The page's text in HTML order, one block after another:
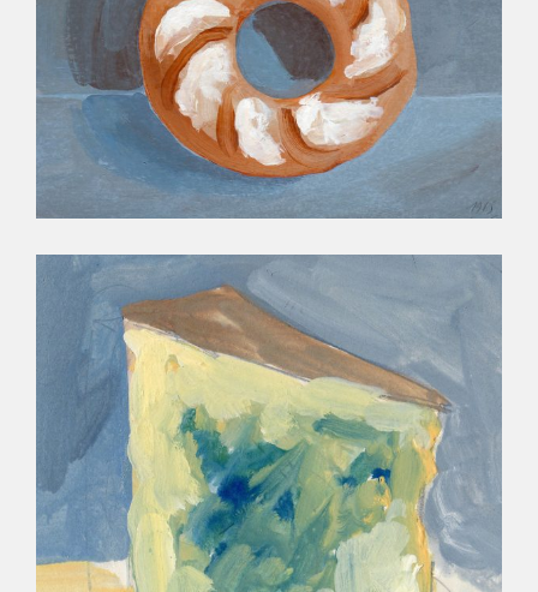
PAINS DU MONDE
LES MÉTIERS